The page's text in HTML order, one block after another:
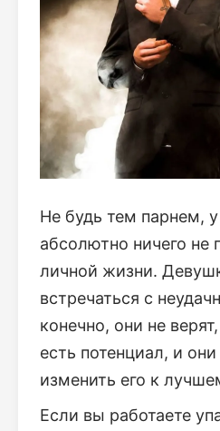
Не будь тем парнем, у
абсолютно ничего не
личной жизни.
встречаться с
конечно, они не
есть потенциал, и
изменить его к
Если вы работаете